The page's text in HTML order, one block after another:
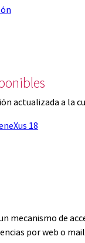
actualizada a la
18
mecanismo de
por web o